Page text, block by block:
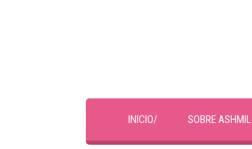
INICIO/ SOBRE ASHMIL